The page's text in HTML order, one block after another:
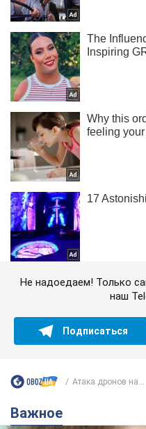
Не надоедаем! Только
наш
Подписаться
Атака дронов на...
Важное